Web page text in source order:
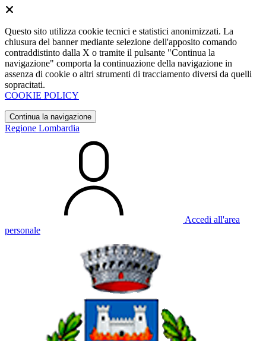
Questo sito utilizza cookie tecnici e statistici anonimizzati. La
chiusura del banner mediante selezione dell'apposito comando
contraddistinto dalla X o tramite il pulsante "Continua la
navigazione" comporta la continuazione della navigazione in
assenza di cookie o altri strumenti di tracciamento diversi da quelli
sopracitati.
COOKIE POLICY
Continua la navigazione
Regione Lombardia
Accedi all'area
personale